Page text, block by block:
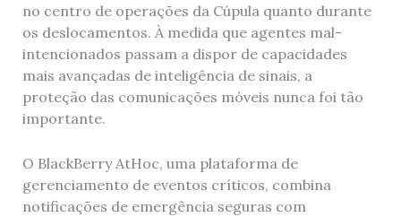
no centro de operações da Cúpula quanto durante
os deslocamentos. À medida que agentes mal-
intencionados passam a dispor de capacidades
mais avançadas de inteligência de sinais, a
proteção das comunicações móveis nunca foi tão
importante.
O BlackBerry AtHoc, uma plataforma de
gerenciamento de eventos críticos, combina
notificações de emergência seguras com